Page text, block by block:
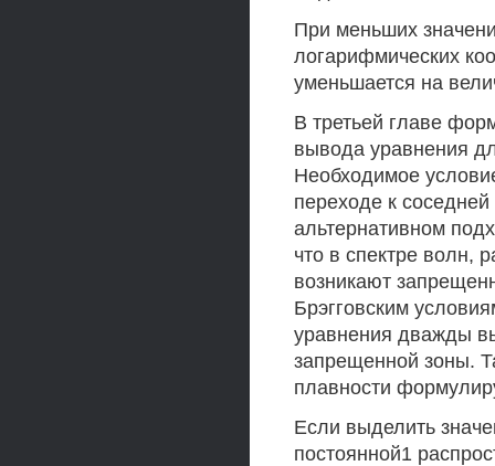
При меньших
логарифмических
уменьшается на
В третьей главе
вывода уравнения
Необходимое
переходе к
альтернативном
что в спектре волн,
возникают
Брэгговским
уравнения дважды
запрещенной зоны.
плавности
Если выделить
постоянной1